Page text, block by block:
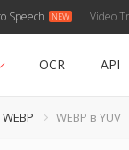
Speech Video
OCR API
WEBP в YUV